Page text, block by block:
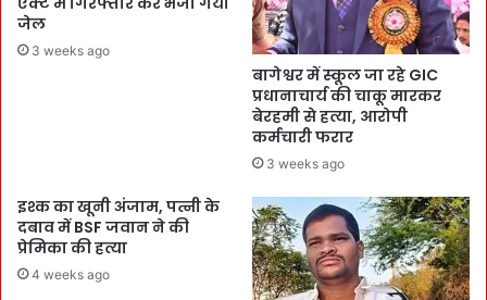
जेल
3 weeks ago
बागेश्वर में स्कूल जा रहे GIC
प्रधानाचार्य की चाकू मारकर
बेरहमी से हत्या, आरोपी
कर्मचारी फरार
3 weeks ago
इश्क का खूनी अंजाम, पत्नी के
दबाव में BSF जवान ने की
प्रेमिका की हत्या
4 weeks ago